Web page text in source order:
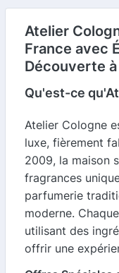
Atelier
France avec
Découverte
Qu'est-ce
Atelier Cologne
luxe, fièrement
2009, la maison
fragrances
parfumerie
moderne.
utilisant des
offrir une